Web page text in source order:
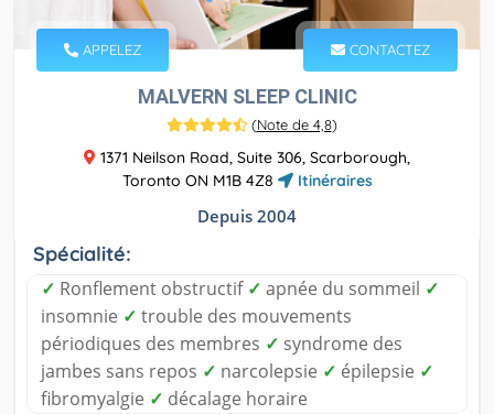
APPELEZ CONTACTEZ
MALVERN SLEEP CLINIC
(Note de 4,8)
1371 Neilson Road, Suite 306, Scarborough,
Toronto ON M1B 4Z8
Itinéraires
Depuis 2004
Spécialité:
✓ Ronflement obstructif ✓ apnée du sommeil ✓
insomnie ✓ trouble des mouvements
périodiques des membres ✓ syndrome des
jambes sans repos ✓ narcolepsie ✓ épilepsie ✓
fibromyalgie ✓ décalage horaire